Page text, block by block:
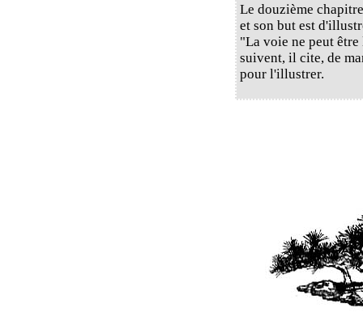
Le douzième
et son but est
"La voie ne peut
suivent, il cite, de
pour l'illustrer.